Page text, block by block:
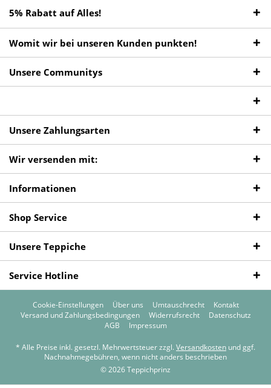
5% Rabatt auf Alles!
Womit wir bei unseren Kunden punkten!
Unsere Communitys
Unsere Zahlungsarten
Wir versenden mit:
Informationen
Shop Service
Unsere Teppiche
Service Hotline
Cookie-Einstellungen Über uns Umtauschrecht
Kontakt
Versand und Zahlungsbedingungen
Widerrufsrecht
Datenschutz
AGB
Impressum
* Alle Preise inkl. gesetzl. Mehrwertsteuer zzgl. Versandkosten und ggf.
Nachnahmegebühren, wenn nicht anders beschrieben
© 2026 Teppichprinz